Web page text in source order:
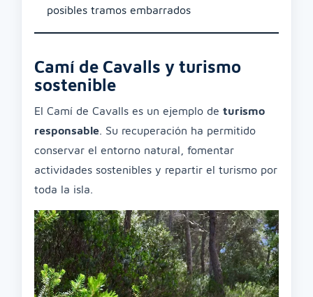
posibles tramos embarrados
Camí de Cavalls y turismo
sostenible
El Camí de Cavalls es un ejemplo de turismo
responsable . Su recuperación ha permitido
conservar el entorno natural, fomentar
actividades sostenibles y repartir el turismo por
toda la isla.